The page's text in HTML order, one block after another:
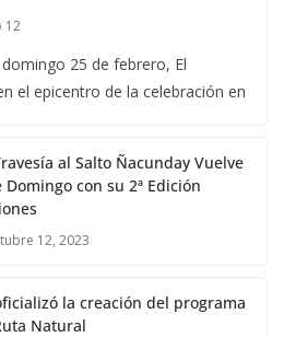
12
25 de febrero, El
el epicentro de la celebración en
al Salto Ñacunday Vuelve
Domingo con su 2ª Edición
12, 2023
la creación del programa
Natural